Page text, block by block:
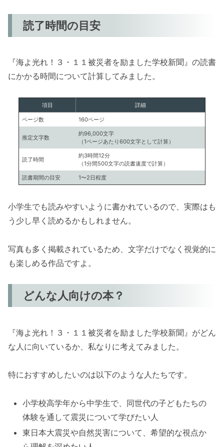
読了時間の目安
『海よ光れ！３・１１被災者を励ました学校新聞』の読書
にかかる時間について計算してみました。
項目 詳細
ページ数 160ページ
推定文字数
約96,000文字
（1ページあたり600文字として計算）
読了時間
約3時間12分
（1分間500文字の読書速度で計算）
読書期間の目安
1〜2日程度
小学生でも読みやすいように書かれているので、実際はも
う少し早く読めるかもしれません。
写真も多く掲載されているため、文字だけでなく視覚的に
も楽しめる作品ですよ。
どんな人向けの本？
『海よ光れ！３・１１被災者を励ました学校新聞』がどん
な人に向いているか、私なりに考えてみました。
特におすすめしたいのは以下のような人たちです。
小学校高学年から中学生で、同世代の子どもたちの
体験を通して震災について学びたい人
東日本大震災や自然災害について、希望的な視点か